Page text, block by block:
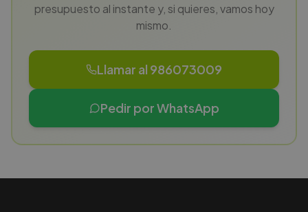
presupuesto al instante y, si quieres, vamos hoy
mismo.
Llamar al 986073009
Pedir por WhatsApp